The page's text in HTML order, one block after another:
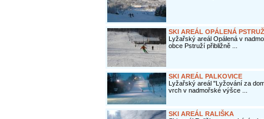
SKI AREÁL OPÁLENÁ
Lyžařský areál Opálená v
obce Pstruží přibližně ...
SKI AREÁL PALKOVICE
Lyžařský areál "Lyžování za
vrch v nadmořské výšce ...
SKI AREÁL RALIŠKA